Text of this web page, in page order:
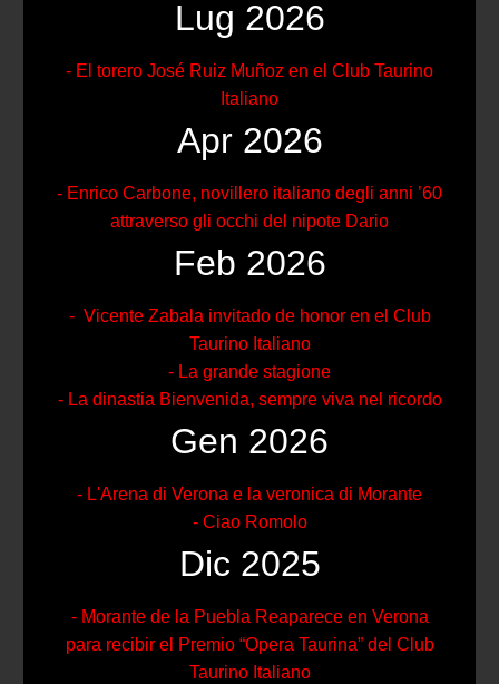
Lug 2026
- El torero José Ruiz Muñoz en el Club Taurino
Italiano
Apr 2026
- Enrico Carbone, novillero italiano degli anni ’60
attraverso gli occhi del nipote Dario
Feb 2026
- Vicente Zabala invitado de honor en el Club
Taurino Italiano
- La grande stagione
- La dinastia Bienvenida, sempre viva nel ricordo
Gen 2026
- L'Arena di Verona e la veronica di Morante
- Ciao Romolo
Dic 2025
- Morante de la Puebla Reaparece en Verona
para recibir el Premio “Opera Taurina” del Club
Taurino Italiano